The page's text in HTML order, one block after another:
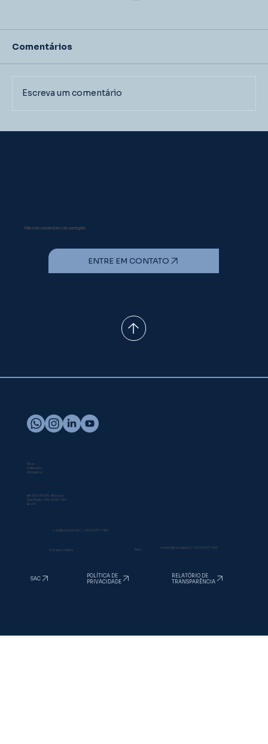
Comentários
Escreva um comentário
Fale com vendedores da sua região.
ENTRE EM CONTATO
Estados Unidos Peru
comex@inata.global +55 34 3277-1400
Vivas
Inativadas
Autógenas
BR-365, KM-615 - Alvorada,
Uberlândia - MG, 38407-180
Brasil
SAC
POLÍTICA DE
PRIVACIDADE
RELATÓRIO DE
TRANSPARÊNCIA
sac@inata.com.br +55 34 3277-1400